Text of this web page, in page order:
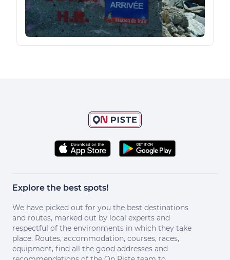
Explore the best spots!
We have picked out for you the best destinations
and routes, marked out by local experts and
respectful of the environments in which they take
place. Routes, accommodation, courses, races,
equipment, find all the good addresses and